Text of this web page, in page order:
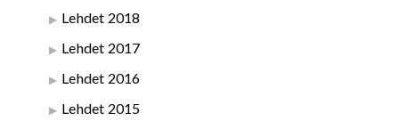
Lehdet 2018
Lehdet 2017
Lehdet 2016
Lehdet 2015